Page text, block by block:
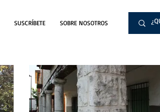
SUSCRÍBETE SOBRE NOSOTROS